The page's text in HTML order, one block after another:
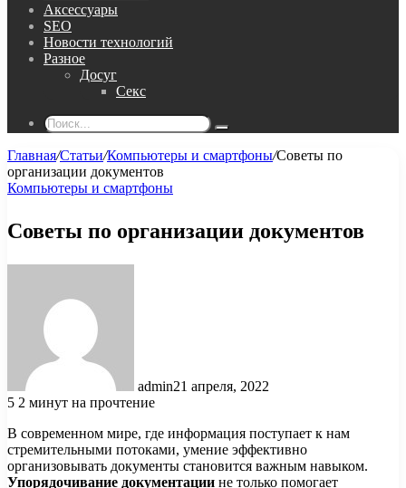
Аксессуары
SEO
Новости технологий
Разное
Досуг
Секс
Поиск...
Главная/Статьи/Компьютеры и смартфоны/Советы по
организации документов
Компьютеры и смартфоны
Советы по организации документов
admin21 апреля, 2022
5 2 минут на прочтение
В современном мире, где информация поступает к нам
стремительными потоками, умение эффективно
организовывать документы становится важным навыком.
Упорядочивание документации не только помогает